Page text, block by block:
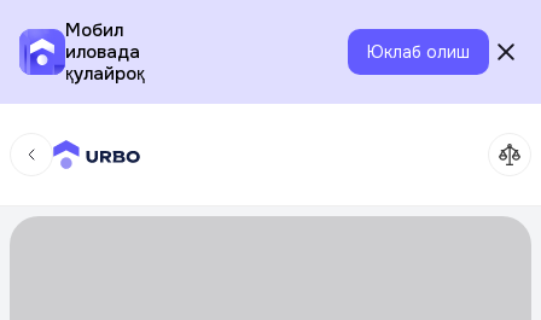
Мобил
иловада
қулайроқ
Юклаб олиш